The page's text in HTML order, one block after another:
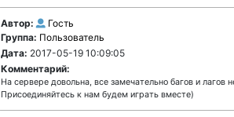
Автор:
Гость
Группа: Пользователь
Дата: 2017-05-19 10:09:05
Комментарий:
На сервере довольна, все замечательно багов и
Присоединяйтесь к нам будем играть вместе)